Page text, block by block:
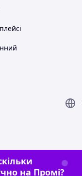
на Промі?